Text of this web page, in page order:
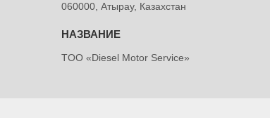
060000, Атырау, Казахстан
TOO «Diesel Motor Service»